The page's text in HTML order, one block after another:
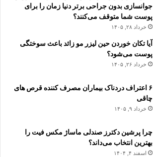
جوانسازی بدون جراحی برتر دنیا زمان را برای
پوست شما متوقف می‌کنند؟
خرداد ۲۸, ۱۴۰۵
آیا تکان خوردن حین لیزر مو زائد باعث سوختگی
پوست می‌شود؟
خرداد ۲۶, ۱۴۰۵
۶ اعتراف دردناک بیماران مصرف کننده قرص های
چاقی
خرداد ۹, ۱۴۰۵
چرا پرشین دکترز صندلی ماساژ مکس فیت را
بهترین انتخاب می‌داند؟
اسفند ۴, ۱۴۰۴